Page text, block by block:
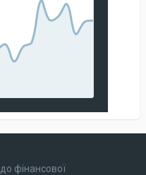
фінансової